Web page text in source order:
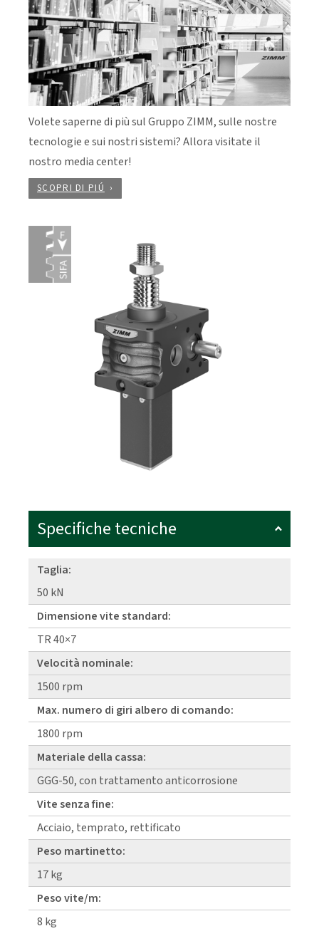
Volete saperne di più sul Gruppo ZIMM, sulle nostre
tecnologie e sui nostri sistemi? Allora visitate il
nostro media center!
SCOPRI DI PIÚ
Specifiche tecniche
Taglia:
50 kN
Dimensione vite standard:
TR 40×7
Velocità nominale:
1500 rpm
Max. numero di giri albero di comando:
1800 rpm
Materiale della cassa:
GGG-50, con trattamento anticorrosione
Vite senza fine:
Acciaio, temprato, rettificato
Peso martinetto:
17 kg
Peso vite/m:
8 kg